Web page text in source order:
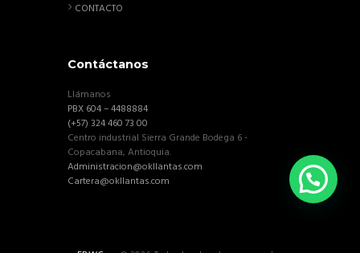
CONTACTO
Contáctanos
Llámanos
PBX 604 – 4488884
(+57) 324 460 73 00
Centro industrial Sierra Grande Bodega 6 -
Copacabana, Antioquia.
Administracion@okllantas.com
Cartera@okllantas.com